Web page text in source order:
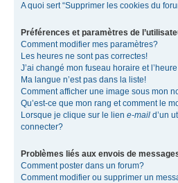
A quoi sert “Supprimer les cookies du
Préférences et paramètres de
Comment modifier mes paramètres?
Les heures ne sont pas correctes!
J’ai changé mon fuseau horaire et
Ma langue n’est pas dans la liste!
Comment afficher une image sous mon
Qu’est-ce que mon rang et comment le
Lorsque je clique sur le lien e-mail d’un
connecter?
Problèmes liés aux envois de
Comment poster dans un forum?
Comment modifier ou supprimer un